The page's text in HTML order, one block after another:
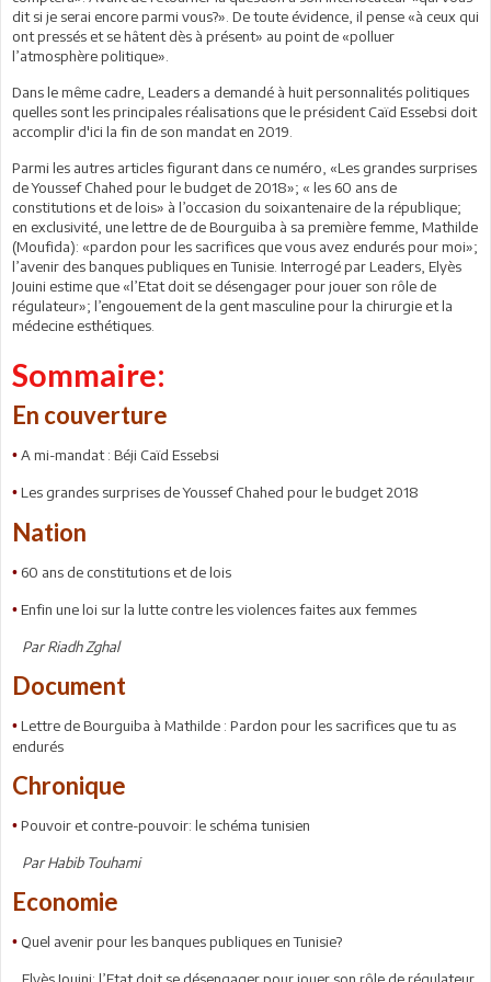
dit si je serai encore parmi vous?». De toute évidence, il pense «à ceux qui
ont pressés et se hâtent dès à présent» au point de «polluer
l’atmosphère politique».
Dans le même cadre, Leaders a demandé à huit personnalités politiques
quelles sont les principales réalisations que le président Caïd Essebsi doit
accomplir d'ici la fin de son mandat en 2019.
Parmi les autres articles figurant dans ce numéro, «Les grandes surprises
de Youssef Chahed pour le budget de 2018»; « les 60 ans de
constitutions et de lois» à l’occasion du soixantenaire de la république;
en exclusivité, une lettre de de Bourguiba à sa première femme, Mathilde
(Moufida): «pardon pour les sacrifices que vous avez endurés pour moi»;
l’avenir des banques publiques en Tunisie. Interrogé par Leaders, Elyès
Jouini estime que «l’Etat doit se désengager pour jouer son rôle de
régulateur»; l’engouement de la gent masculine pour la chirurgie et la
médecine esthétiques.
Sommaire:
En couverture
• A mi-mandat : Béji Caïd Essebsi
• Les grandes surprises de Youssef Chahed pour le budget 2018
Nation
• 60 ans de constitutions et de lois
• Enfin une loi sur la lutte contre les violences faites aux femmes
Par Riadh Zghal
Document
• Lettre de Bourguiba à Mathilde : Pardon pour les sacrifices que tu as
endurés
Chronique
• Pouvoir et contre-pouvoir: le schéma tunisien
Par Habib Touhami
Economie
• Quel avenir pour les banques publiques en Tunisie?